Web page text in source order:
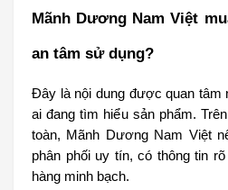
Mãnh Dương Nam Việt
an tâm sử dụng?
Đây là nội dung được quan tâm
ai đang tìm hiểu sản phẩm.
toàn, Mãnh Dương Nam Việt
phân phối uy tín, có thông tin
hàng minh bạch.